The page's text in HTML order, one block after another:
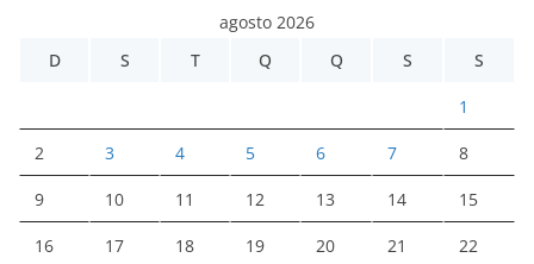
agosto 2026
D
S T Q Q S S
1
2 3 4 5 6 7 8
9 10 11 12 13 14 15
16 17 18 19 20 21 22